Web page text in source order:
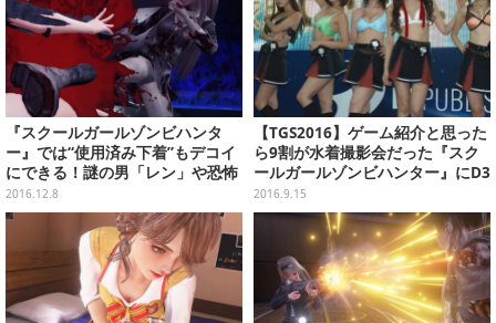
『スクールガールゾンビハンタ
ー』では“使用済み下着”もデコイ
にできる！謎の男「レン」や恐怖
の「コピーゾンビ」なども公開
2016.12.8
【TGS2016】ゲーム紹介と思った
ら9割が水着撮影会だった『スク
ールガールゾンビハンター』にD3
の本気を見た
2016.9.15